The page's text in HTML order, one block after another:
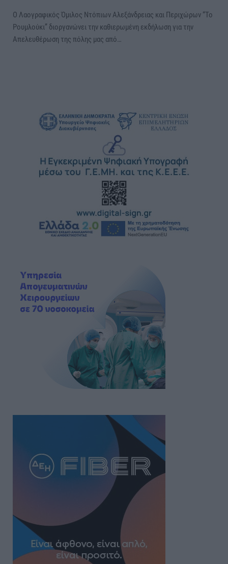
Ο Λαογραφικός Όμιλος Ντόπιων Αλεξάνδρειας και Περιχώρων “Το
Ρουμλούκι” διοργανώνει την καθιερωμένη εκδήλωση για την
Απελευθέρωση της πόλης μας από…